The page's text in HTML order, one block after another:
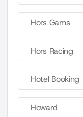
Hors Gams
Hors Racing
Hotel Booking
Howard